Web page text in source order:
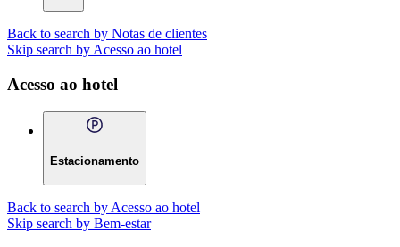
Back to search by Notas de clientes
Skip search by Acesso ao hotel
Acesso ao hotel
Estacionamento
Back to search by Acesso ao hotel
Skip search by Bem-estar